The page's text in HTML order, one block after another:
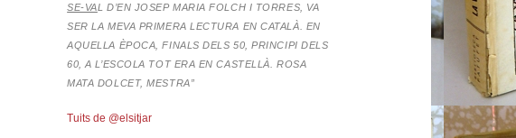
SE-VAL D’EN JOSEP MARIA FOLCH I TORRES, VA
SER LA MEVA PRIMERA LECTURA EN CATALÀ. EN
AQUELLA ÈPOCA, FINALS DELS 50, PRINCIPI DELS
60, A L’ESCOLA TOT ERA EN CASTELLÀ. ROSA
MATA DOLCET, MESTRA”
Tuits de @elsitjar